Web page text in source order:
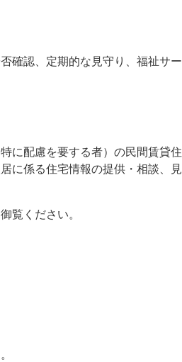
確認、定期的な見守り、福祉サー
に配慮を要する者）の民間賃貸住
に係る住宅情報の提供・相談、見
覧ください。